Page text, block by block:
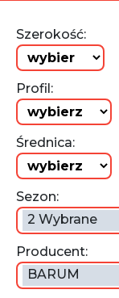
Szerokość:
Profil:
Średnica:
Sezon:
2 Wybrane
Producent:
BARUM